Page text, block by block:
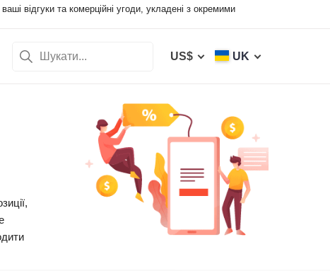
відгуки та комерційні угоди, укладені з окремими
US$ UK